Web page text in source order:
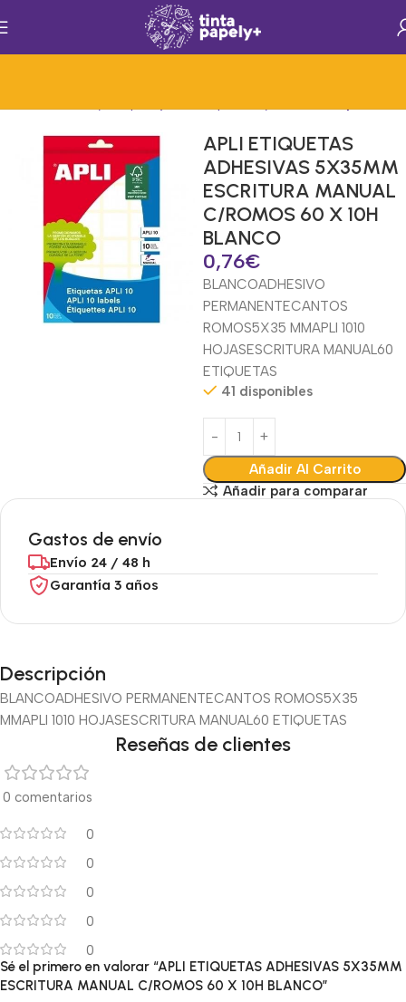
APLI ETIQUETAS
ADHESIVAS 5X35MM
ESCRITURA MANUAL
C/ROMOS 60 X 10H
BLANCO
0,76€
BLANCOADHESIVO
PERMANENTECANTOS
ROMOS5X35 MMAPLI 1010
HOJASESCRITURA MANUAL60
ETIQUETAS
41 disponibles
Añadir Al Carrito
Añadir para comparar
Gastos de envío
Envío 24 / 48 h
Garantía 3 años
Descripción
BLANCOADHESIVO PERMANENTECANTOS ROMOS5X35
MMAPLI 1010 HOJASESCRITURA MANUAL60 ETIQUETAS
Reseñas de clientes
0 comentarios
0
0
0
0
0
Sé el primero en valorar “APLI ETIQUETAS ADHESIVAS 5X35MM
ESCRITURA MANUAL C/ROMOS 60 X 10H BLANCO”